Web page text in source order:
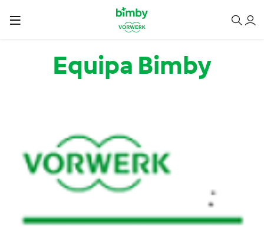
Passar para o conteúdo principal
Equipa Bimby